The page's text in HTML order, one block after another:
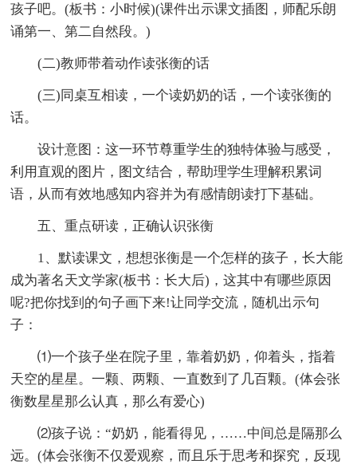
孩子吧。(板书：小时候)(课件出示课文插图，师配乐朗
诵第一、第二自然段。)
(二)教师带着动作读张衡的话
(三)同桌互相读，一个读奶奶的话，一个读张衡的
话。
设计意图：这一环节尊重学生的独特体验与感受，
利用直观的图片，图文结合，帮助理学生理解积累词
语，从而有效地感知内容并为有感情朗读打下基础。
五、重点研读，正确认识张衡
1、默读课文，想想张衡是一个怎样的孩子，长大能
成为著名天文学家(板书：长大后)，这其中有哪些原因
呢?把你找到的句子画下来!让同学交流，随机出示句
子：
⑴一个孩子坐在院子里，靠着奶奶，仰着头，指着
天空的星星。一颗、两颗、一直数到了几百颗。(体会张
衡数星星那么认真，那么有爱心)
⑵孩子说：“奶奶，能看得见，……中间总是隔那么
远。(体会张衡不仅爱观察，而且乐于思考和探究，反现